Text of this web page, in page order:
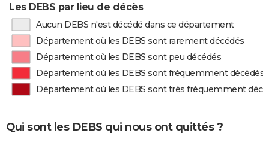
Les DEBS par lieu de décès
Aucun DEBS n'est décédé dans ce département
Département où les DEBS sont rarement décédés
Département où les DEBS sont peu décédés
Département où les DEBS sont fréquemment décédés
Département où les DEBS sont très fréquemment
Qui sont les DEBS qui nous ont quittés ?